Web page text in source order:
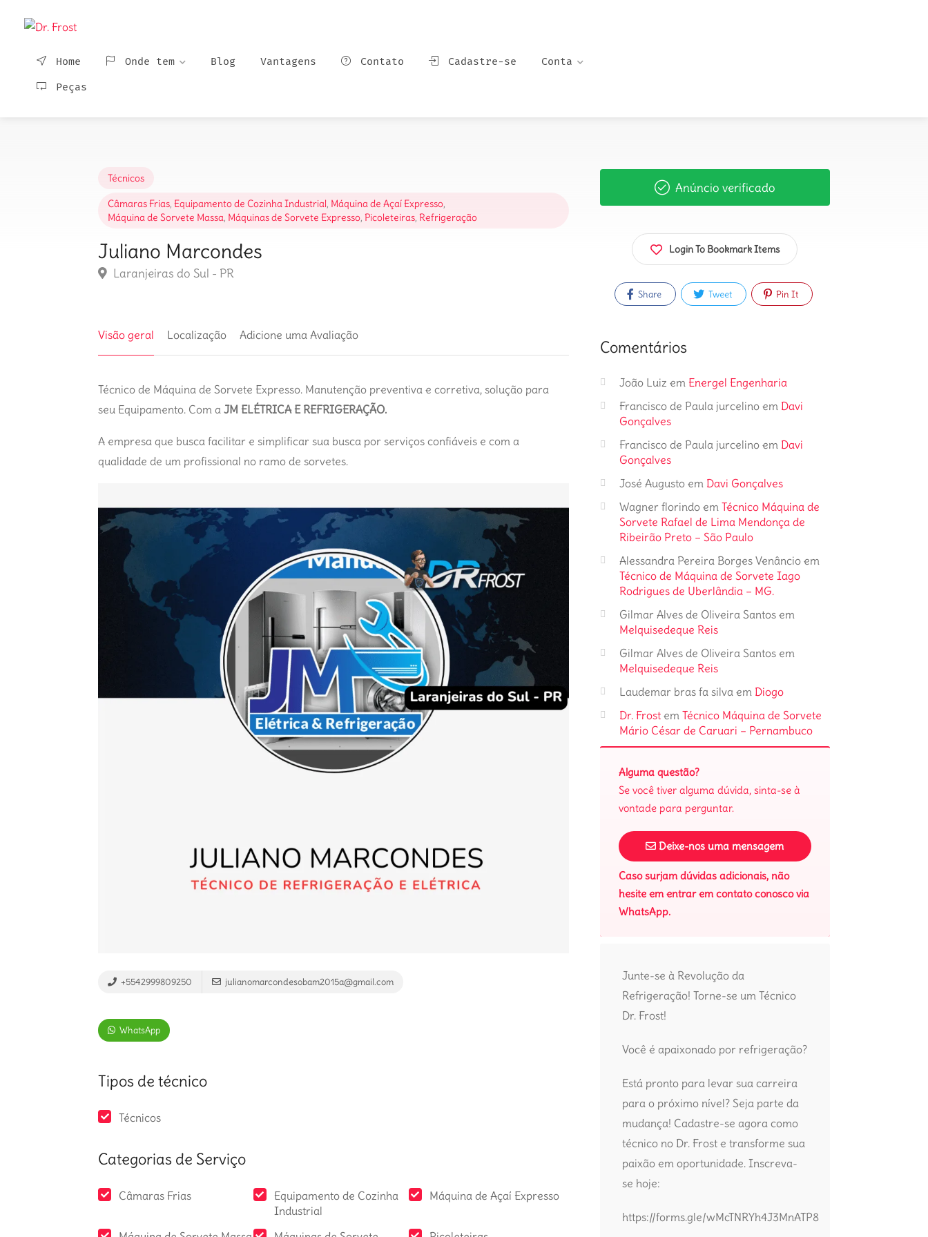
Home Onde tem Blog Vantagens Contato Cadastre-se Conta
Peças
Técnicos
Câmaras Frias, Equipamento de Cozinha Industrial, Máquina de Açaí Expresso,
Máquina de Sorvete Massa, Máquinas de Sorvete Expresso, Picoleteiras, Refrigeração
Juliano Marcondes
Laranjeiras do Sul - PR
Visão geral Localização Adicione uma Avaliação
Técnico de Máquina de Sorvete Expresso. Manutenção preventiva e corretiva, solução para
seu Equipamento. Com a JM ELÉTRICA E REFRIGERAÇÃO.
A empresa que busca facilitar e simplificar sua busca por serviços confiáveis e com a
qualidade de um profissional no ramo de sorvetes.
+5542999809250 julianomarcondesobam2015a@gmail.com
WhatsApp
Tipos de técnico
Técnicos
Categorias de Serviço
Câmaras Frias
Equipamento de Cozinha
Industrial
Máquina de Açaí Expresso
Anúncio verificado
Login To Bookmark Items
Share Tweet Pin It
Comentários
João Luiz em Energel Engenharia
Francisco de Paula jurcelinoem Davi
Gonçalves
Francisco de Paula jurcelinoem Davi
Gonçalves
José Augustoem Davi Gonçalves
Wagner florindoem Técnico Máquina de
Sorvete Rafael de Lima Mendonça de
Ribeirão Preto – São Paulo
Alessandra Pereira Borges Venâncioem
Técnico de Máquina de Sorvete Iago
Rodrigues de Uberlândia – MG.
Gilmar Alves de Oliveira Santosem
Melquisedeque Reis
Gilmar Alves de Oliveira Santosem
Melquisedeque Reis
Laudemar bras fa silva em Diogo
Dr. Frostem Técnico Máquina de Sorvete
Mário César de Caruari – Pernambuco
Alguma questão?
Se você tiver alguma dúvida, sinta-se à
vontade para perguntar.
Deixe-nos uma mensagem
Caso surjam dúvidas adicionais, não
hesite em entrar em contato conosco via
WhatsApp.
Junte-se à Revolução da
Refrigeração! Torne-se um Técnico
Dr. Frost!
Você é apaixonado por refrigeração?
Está pronto para levar sua carreira
para o próximo nível? Seja parte da
mudança! Cadastre-se agora como
técnico no Dr. Frost e transforme sua
paixão em oportunidade. Inscreva-
se hoje:
https://forms.gle/wMcTNRYh4J3MnATP8